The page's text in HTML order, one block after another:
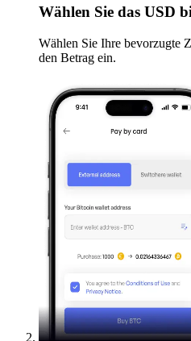
Wählen Sie das USD
Wählen Sie Ihre bevorzugte
den Betrag ein.